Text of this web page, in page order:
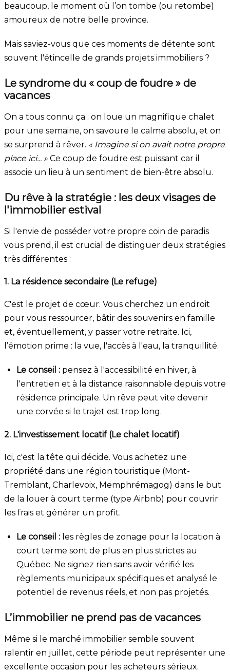
beaucoup, le moment où l’on tombe (ou retombe)
amoureux de notre belle province.
Mais saviez-vous que ces moments de détente sont
souvent l'étincelle de grands projets immobiliers ?
Le syndrome du « coup de foudre » de
vacances
On a tous connu ça : on loue un magnifique chalet
pour une semaine, on savoure le calme absolu, et on
se surprend à rêver. « Imagine si on avait notre propre
place ici... » Ce coup de foudre est puissant car il
associe un lieu à un sentiment de bien-être absolu.
Du rêve à la stratégie : les deux visages de
l'immobilier estival
Si l'envie de posséder votre propre coin de paradis
vous prend, il est crucial de distinguer deux stratégies
très différentes :
1. La résidence secondaire (Le refuge)
C'est le projet de cœur. Vous cherchez un endroit
pour vous ressourcer, bâtir des souvenirs en famille
et, éventuellement, y passer votre retraite. Ici,
l’émotion prime : la vue, l'accès à l'eau, la tranquillité.
Le conseil : pensez à l'accessibilité en hiver, à
l'entretien et à la distance raisonnable depuis votre
résidence principale. Un rêve peut vite devenir
une corvée si le trajet est trop long.
2. L'investissement locatif (Le chalet locatif)
Ici, c'est la tête qui décide. Vous achetez une
propriété dans une région touristique (Mont-
Tremblant, Charlevoix, Memphrémagog) dans le but
de la louer à court terme (type Airbnb) pour couvrir
les frais et générer un profit.
Le conseil : les règles de zonage pour la location à
court terme sont de plus en plus strictes au
Québec. Ne signez rien sans avoir vérifié les
règlements municipaux spécifiques et analysé le
potentiel de revenus réels, et non pas projetés.
L’immobilier ne prend pas de vacances
Même si le marché immobilier semble souvent
ralentir en juillet, cette période peut représenter une
excellente occasion pour les acheteurs sérieux.